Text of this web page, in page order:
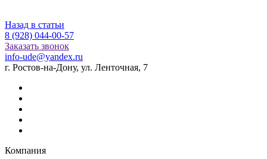
Назад в статьи
8 (928) 044-00-57
Заказать звонок
info-ude@yandex.ru
г. Ростов-на-Дону, ул. Ленточная, 7
Компания